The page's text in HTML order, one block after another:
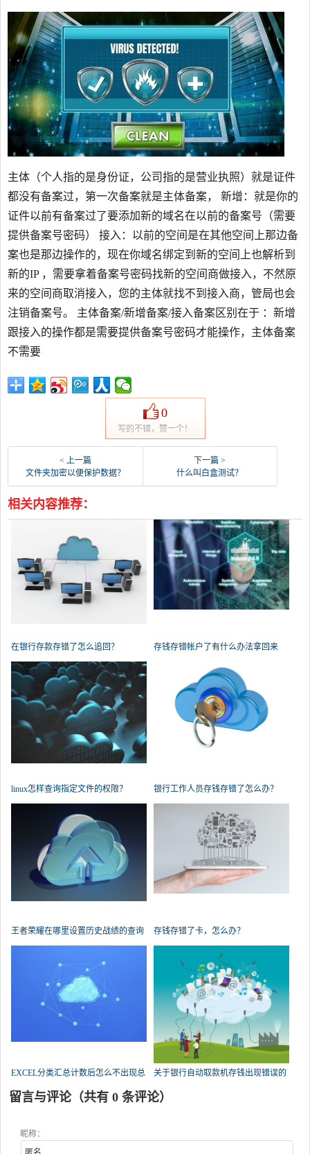
主体（个人指的是身份证，公司指的是营业执照）就是证件
都没有备案过，第一次备案就是主体备案， 新增：就是你的
证件以前有备案过了要添加新的域名在以前的备案号（需要
提供备案号密码） 接入：以前的空间是在其他空间上那边备
案也是那边操作的，现在你域名绑定到新的空间上也解析到
新的IP ，需要拿着备案号密码找新的空间商做接入，不然原
来的空间商取消接入，您的主体就找不到接入商，管局也会
注销备案号。 主体备案/新增备案/接入备案区别在于 ：新增
跟接入的操作都是需要提供备案号密码才能操作，主体备案
不需要
0
写的不错，赞一个！
< 上一篇
文件夹加密以便保护数据？
下一篇 >
什么叫白盒测试？
相关内容推荐：
在银行存款存错了怎么追回？
存钱存错帐户了有什么办法拿回来
linux怎样查询指定文件的权限？ 银行工作人员存钱存错了怎么办？
王者荣耀在哪里设置历史战绩的查询
存钱存错了卡，怎么办？
EXCEL分类汇总计数后怎么不出现总
数了？
关于银行自动取款机存钱出现错误的
问题，急！求帮忙？
留言与评论（共有 0 条评论）
昵称：